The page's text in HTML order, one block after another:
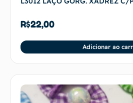
R$22,00
Adicionar ao